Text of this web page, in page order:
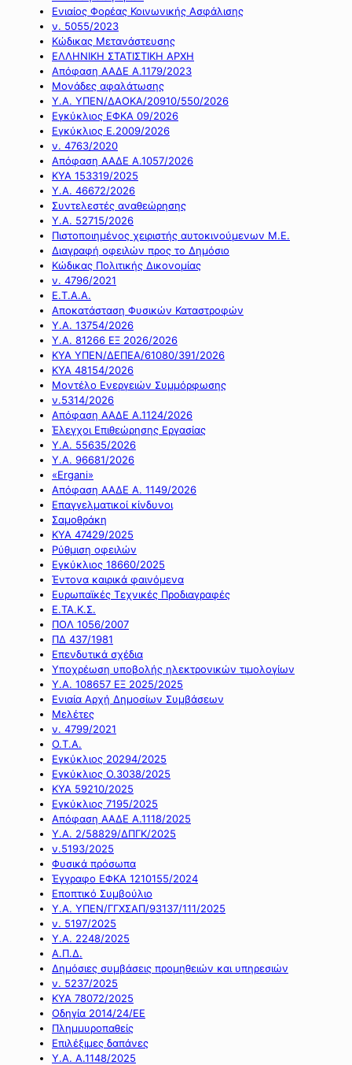
Ενιαίος Φορέας Κοινωνικής Ασφάλισης
ν. 5055/2023
Κώδικας Μετανάστευσης
ΕΛΛΗΝΙΚΗ ΣΤΑΤΙΣΤΙΚΗ ΑΡΧΗ
Απόφαση ΑΑΔΕ Α.1179/2023
Μονάδες αφαλάτωσης
Υ.Α. ΥΠΕΝ/ΔΑΟΚΑ/20910/550/2026
Εγκύκλιος ΕΦΚΑ 09/2026
Εγκύκλιος Ε.2009/2026
ν. 4763/2020
Απόφαση ΑΑΔΕ Α.1057/2026
ΚΥΑ 153319/2025
Υ.Α. 46672/2026
Συντελεστές αναθεώρησης
Υ.Α. 52715/2026
Πιστοποιημένος χειριστής αυτοκινούμενων Μ.Ε.
Διαγραφή οφειλών προς το Δημόσιο
Κώδικας Πολιτικής Δικονομίας
ν. 4796/2021
Ε.Τ.Α.Α.
Αποκατάσταση Φυσικών Καταστροφών
Υ.Α. 13754/2026
Υ.Α. 81266 ΕΞ 2026/2026
ΚΥΑ ΥΠΕΝ/ΔΕΠΕΑ/61080/391/2026
ΚΥΑ 48154/2026
Μοντέλο Ενεργειών Συμμόρφωσης
ν.5314/2026
Απόφαση ΑΑΔΕ Α.1124/2026
Έλεγχοι Επιθεώρησης Εργασίας
Υ.Α. 55635/2026
Υ.Α. 96681/2026
«Ergani»
Απόφαση ΑΑΔΕ Α. 1149/2026
Επαγγελματικοί κίνδυνοι
Σαμοθράκη
ΚΥΑ 47429/2025
Ρύθμιση οφειλών
Εγκύκλιος 18660/2025
Έντονα καιρικά φαινόμενα
Ευρωπαϊκές Τεχνικές Προδιαγραφές
Ε.ΤΑ.Κ.Σ.
ΠΟΛ 1056/2007
ΠΔ 437/1981
Επενδυτικά σχέδια
Υποχρέωση υποβολής ηλεκτρονικών τιμολογίων
Υ.Α. 108657 ΕΞ 2025/2025
Ενιαία Αρχή Δημοσίων Συμβάσεων
Μελέτες
ν. 4799/2021
Ο.Τ.Α.
Εγκύκλιος 20294/2025
Εγκύκλιος Ο.3038/2025
ΚΥΑ 59210/2025
Εγκύκλιος 7195/2025
Απόφαση ΑΑΔΕ Α.1118/2025
Υ.Α. 2/58829/ΔΠΓΚ/2025
ν.5193/2025
Φυσικά πρόσωπα
Έγγραφο ΕΦΚΑ 1210155/2024
Εποπτικό Συμβούλιο
Υ.Α. ΥΠΕΝ/ΓΓΧΣΑΠ/93137/111/2025
ν. 5197/2025
Υ.Α. 2248/2025
Α.Π.Δ.
Δημόσιες συμβάσεις προμηθειών και υπηρεσιών
ν. 5237/2025
ΚΥΑ 78072/2025
Οδηγία 2014/24/ΕΕ
Πλημμυροπαθείς
Επιλέξιμες δαπάνες
Υ.Α. Α.1148/2025